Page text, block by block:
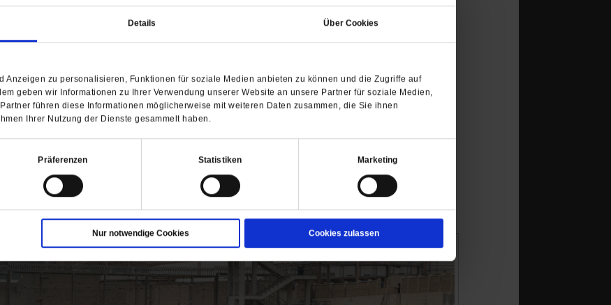
in
neuen
Details Über Cookies
Anzeigen zu personalisieren, Funktionen für soziale Medien anbieten zu können und die Zugriffe auf
geben wir Informationen zu Ihrer Verwendung unserer Website an unsere Partner für soziale Medien,
führen diese Informationen möglicherweise mit weiteren Daten zusammen, die Sie ihnen
Ihrer Nutzung der Dienste gesammelt haben.
Präferenzen Statistiken Marketing
Nur notwendige Cookies Cookies zulassen
interessieren